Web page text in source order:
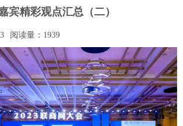
宾精彩观点汇总（二）
阅读量： 1939